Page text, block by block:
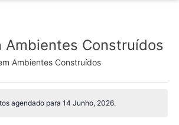
Ambientes Construídos
Ambientes Construídos
agendado para 14 Junho, 2026.